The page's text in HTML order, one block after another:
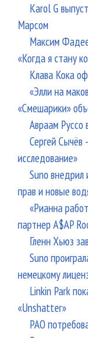
Karol G
Марсом
Максим
«Когда я стану
Клава Кока
«Элли на
«Смешарики»
Авраам Руссо
Сергей
исследование»
Suno внедрил
прав и новые
«Рианна
партнер A$AP
Гленн Хьюз
Suno
немецкому
Linkin Park
«Unshatter»
РАО